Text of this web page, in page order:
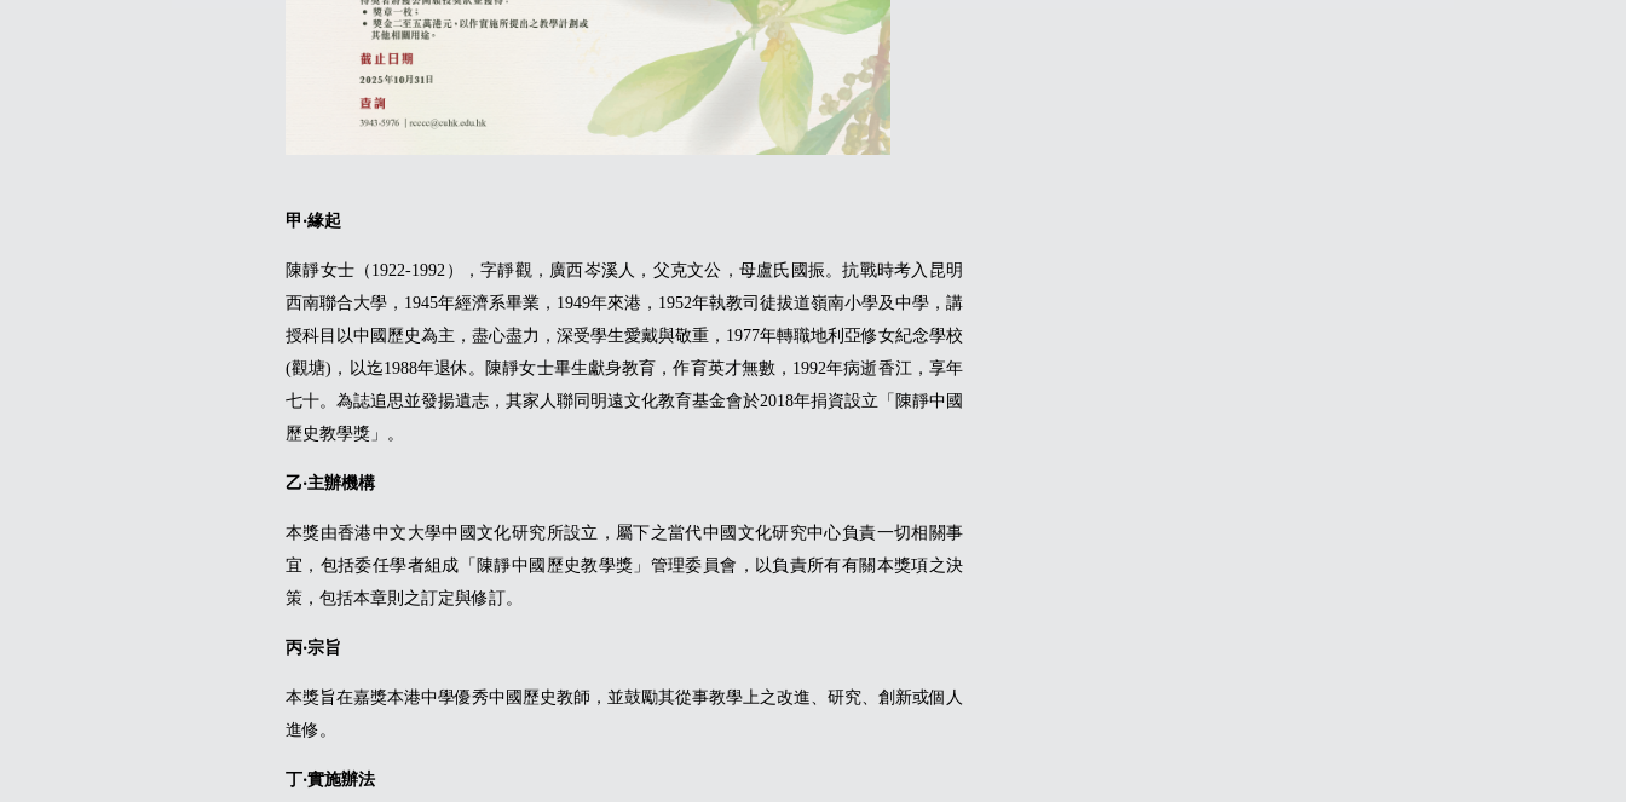
甲‧緣起
陳靜女士（1922-1992），字靜觀，廣西岑溪人，父克文公，母盧氏國振。抗戰時考入昆明
西南聯合大學，1945年經濟系畢業，1949年來港，1952年執教司徒拔道嶺南小學及中學，講
授科目以中國歷史為主，盡心盡力，深受學生愛戴與敬重，1977年轉職地利亞修女紀念學校
(觀塘)，以迄1988年退休。陳靜女士畢生獻身教育，作育英才無數，1992年病逝香江，享年
七十。為誌追思並發揚遺志，其家人聯同明遠文化教育基金會於2018年捐資設立「陳靜中國
歷史教學獎」。
乙‧主辦機構
本獎由香港中文大學中國文化研究所設立，屬下之當代中國文化研究中心負責一切相關事
宜，包括委任學者組成「陳靜中國歷史教學獎」管理委員會，以負責所有有關本獎項之決
策，包括本章則之訂定與修訂。
丙‧宗旨
本獎旨在嘉獎本港中學優秀中國歷史教師，並鼓勵其從事教學上之改進、研究、創新或個人
進修。
丁‧實施辦法